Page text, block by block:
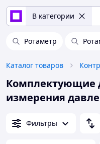
В категории
Ротаметр
Каталог товаров
Комплектующие
измерения
Фильтры